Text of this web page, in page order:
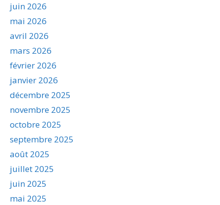
juin 2026
mai 2026
avril 2026
mars 2026
février 2026
janvier 2026
décembre 2025
novembre 2025
octobre 2025
septembre 2025
août 2025
juillet 2025
juin 2025
mai 2025